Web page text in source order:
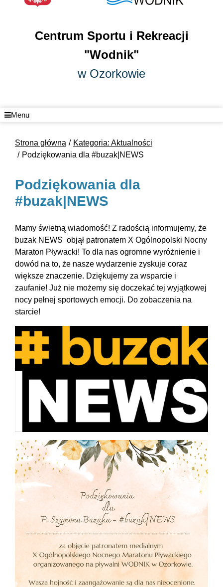
Centrum Sportu i Rekreacji
"Wodnik"
w Ozorkowie
Menu
Strona główna
Kategoria: Aktualności
Podziękowania dla #buzak|NEWS
Podziękowania dla
#buzak|NEWS
Mamy świetną wiadomość! Z radością informujemy, że
buzak NEWS objął patronatem X Ogólnopolski Nocny
Maraton Pływacki! To dla nas ogromne wyróżnienie i
dowód na to, że nasze wydarzenie zyskuje coraz
większe znaczenie. Dziękujemy za wsparcie i
zaufanie! Już nie możemy się doczekać tej wyjątkowej
nocy pełnej sportowych emocji. Do zobaczenia na
starcie!